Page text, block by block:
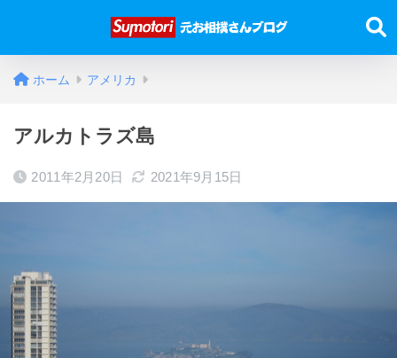
ホーム アメリカ
アルカトラズ島
2011年2月20日 2021年9月15日